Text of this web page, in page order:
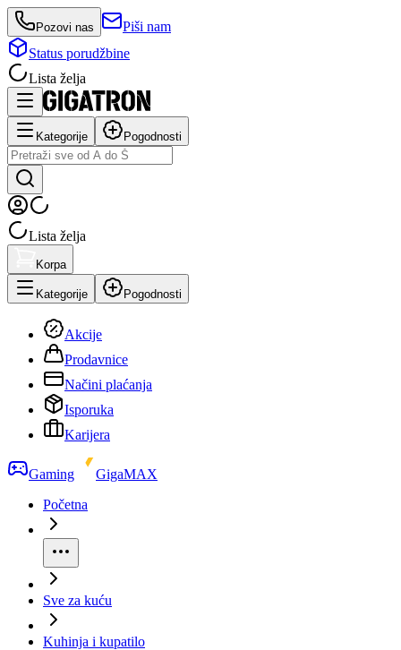
Pozovi nas
Piši nam
Status porudžbine
Lista želja
Kategorije Pogodnosti
Lista želja
Korpa
Kategorije Pogodnosti
Akcije
Prodavnice
Načini plaćanja
Isporuka
Karijera
Gaming
GigaMAX
Početna
Sve za kuću
Kuhinja i kupatilo